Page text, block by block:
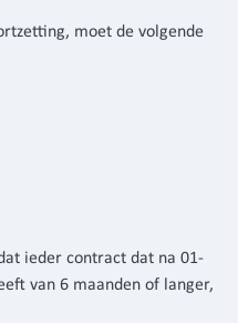
moet de volgende
ieder contract dat na 01-
van 6 maanden of langer,